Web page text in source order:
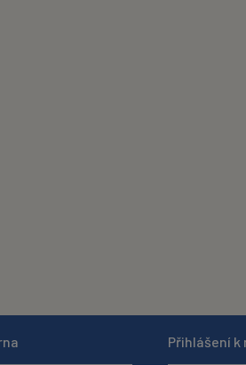
Přihlášení